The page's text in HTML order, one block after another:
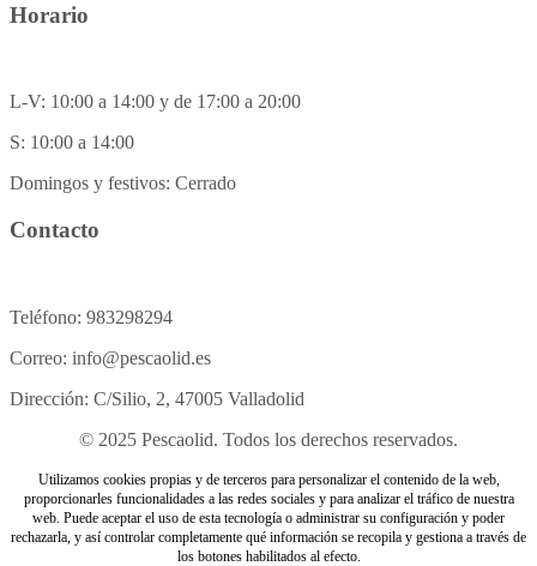
Horario
L-V: 10:00 a 14:00 y de 17:00 a 20:00
S: 10:00 a 14:00
Domingos y festivos: Cerrado
Contacto
Teléfono: 983298294
Correo: info@pescaolid.es
Dirección: C/Silio, 2, 47005 Valladolid
© 2025 Pescaolid. Todos los derechos reservados.
Utilizamos cookies propias y de terceros para personalizar el contenido de la web,
proporcionarles funcionalidades a las redes sociales y para analizar el tráfico de nuestra
web. Puede aceptar el uso de esta tecnología o administrar su configuración y poder
rechazarla, y así controlar completamente qué información se recopila y gestiona a través de
los botones habilitados al efecto.